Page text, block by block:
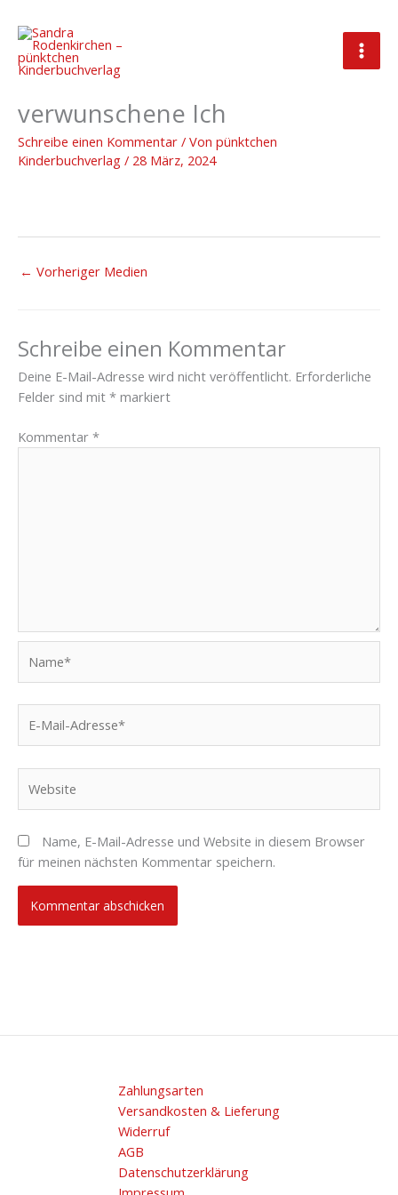
Inhalt
springen
Produktbild_Lorena und das
verwunschene Ich
Schreibe einen Kommentar / Von pünktchen
Kinderbuchverlag / 28 März, 2024
← Vorheriger Medien
Schreibe einen Kommentar
Deine E-Mail-Adresse wird nicht veröffentlicht. Erforderliche
Felder sind mit * markiert
Kommentar *
Mail-
Name, E-Mail-Adresse und Website in diesem Browser
für meinen nächsten Kommentar speichern.
Zahlungsarten
Versandkosten & Lieferung
Widerruf
AGB
Datenschutzerklärung